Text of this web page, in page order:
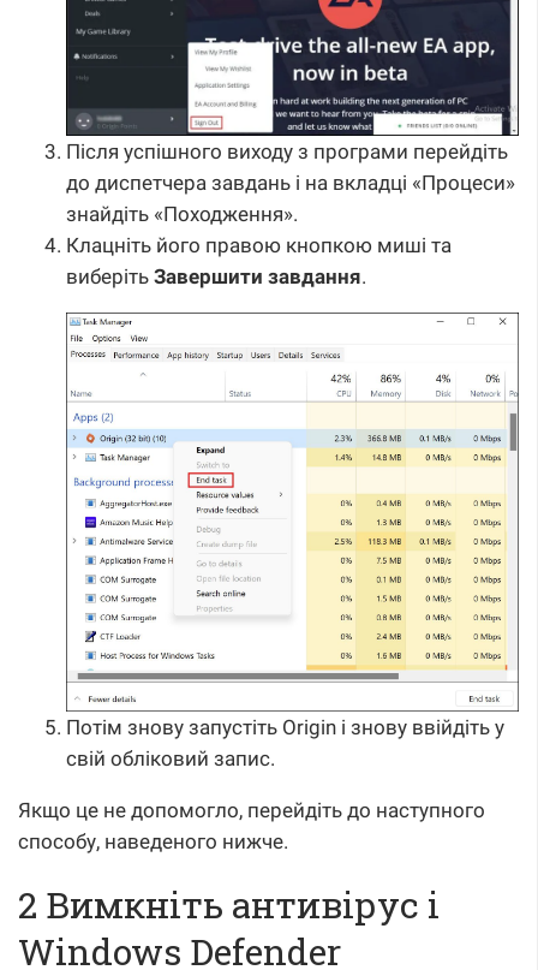
Після успішного виходу з програми перейдіть
до диспетчера завдань і на вкладці «Процеси»
знайдіть «Походження».
Клацніть його правою кнопкою миші та
виберіть Завершити завдання.
Потім знову запустіть Origin і знову ввійдіть у
свій обліковий запис.
Якщо це не допомогло, перейдіть до наступного
способу, наведеного нижче.
2 Вимкніть антивірус і
Windows Defender